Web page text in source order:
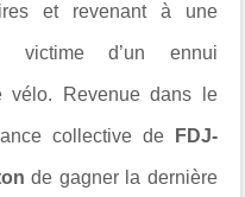
et revenant à une
victime d’un ennui
vélo. Revenue dans le
collective de FDJ-
de gagner la dernière